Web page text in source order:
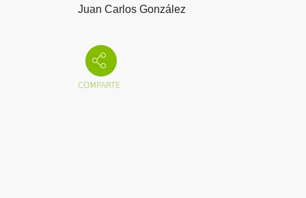
Juan Carlos González